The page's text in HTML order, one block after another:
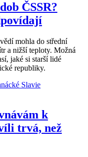
ČSSR?
mohla do střední
a nižší teploty. Možná
jaké si starší lidé
republiky.
k
trvá, než